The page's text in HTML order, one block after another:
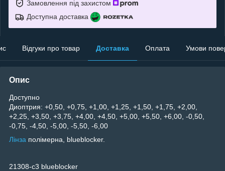
Замовлення під захистом
Доступна доставка
Відгуки про товар Доставка Оплата Умови
Опис
Доступно
Диоптрия: +0,50, +0,75, +1,00, +1,25, +1,50, +1,75, +2,00,
+2,25, +3,50, +3,75, +4,00, +4,50, +5,00, +5,50, +6,00, -0,50,
-0,75, -4,50, -5,00, -5,50, -6,00
Лінза полімерна, blueblocker.
21308-c3 blueblocker